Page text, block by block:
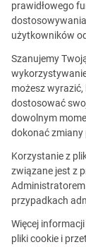
Ta
Różne
prawidłowego
użytkowników
Szanujemy
możesz wyrazić,
dostosować
dowolnym
dokonać zmiany
Korzystanie z
związane jest z
Administratorem
przypadkach
Więcej
pliki cookie i